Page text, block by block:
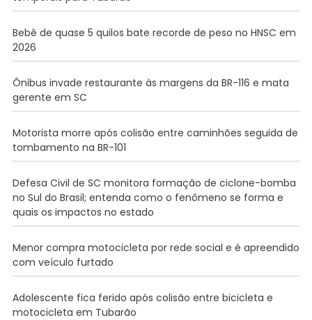
Bebê de quase 5 quilos bate recorde de peso no HNSC em
2026
Ônibus invade restaurante às margens da BR-116 e mata
gerente em SC
Motorista morre após colisão entre caminhões seguida de
tombamento na BR-101
Defesa Civil de SC monitora formação de ciclone-bomba
no Sul do Brasil; entenda como o fenômeno se forma e
quais os impactos no estado
Menor compra motocicleta por rede social e é apreendido
com veículo furtado
Adolescente fica ferido após colisão entre bicicleta e
motocicleta em Tubarão